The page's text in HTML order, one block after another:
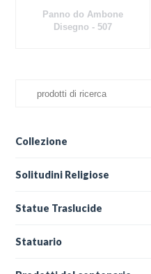
Panno do Ambone
Disegno - 507
Collezione
Solitudini Religiose
Statue Traslucide
Statuario